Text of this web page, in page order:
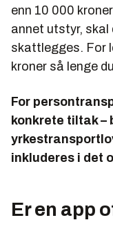
enn 10 000
annet utstyr,
skattlegges. For
kroner så lenge
For
konkrete tiltak –
inkluderes i det
Er en app